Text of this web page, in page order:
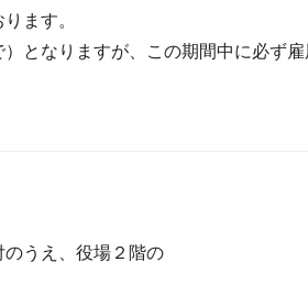
ます。
となりますが、この期間中に必ず雇
うえ、役場２階の